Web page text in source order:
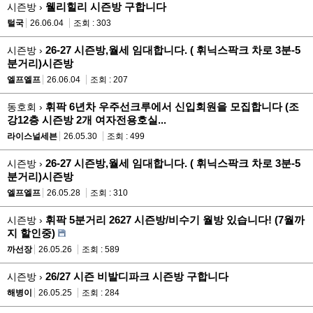
시즌방 › 웰리힐리 시즌방 구합니다
털국 26.06.04 조회 : 303
시즌방 › 26-27 시즌방,월세 임대합니다. ( 휘닉스팍크 차로 3분-5
분거리)시즌방
엘프엘프 26.06.04 조회 : 207
동호회 › 휘팍 6년차 우주선크루에서 신입회원을 모집합니다 (조
강12층 시즌방 2개 여자전용호실...
라이스널세븐 26.05.30 조회 : 499
시즌방 › 26-27 시즌방,월세 임대합니다. ( 휘닉스팍크 차로 3분-5
분거리)시즌방
엘프엘프 26.05.28 조회 : 310
시즌방 › 휘팍 5분거리 2627 시즌방/비수기 월방 있습니다! (7월까
지 할인중)
까선장 26.05.26 조회 : 589
시즌방 › 26/27 시즌 비발디파크 시즌방 구합니다
해병이 26.05.25 조회 : 284